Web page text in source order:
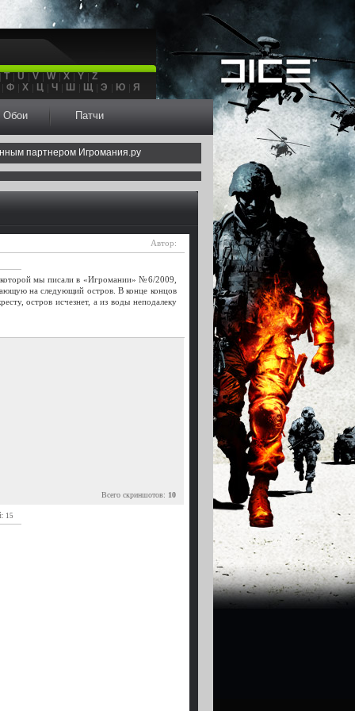
T U V W X Y
Z
Ф Х Ц Ч Ш Щ Э Ю Я
Обои Патчи
партнером Игромания.ру
Автор:
которой мы писали в «Игромании» №6/2009,
на следующий остров. В конце концов
остров исчезнет, а из воды неподалеку
Всего скриншотов: 10
15